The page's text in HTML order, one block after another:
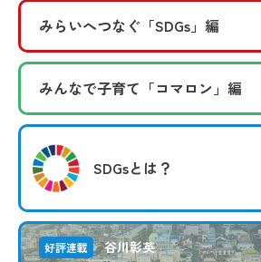
みらいへつなぐ 「SDGs」編
みんなで子育て 「コマロン」編
SDGsとは？
好評連載 谷川彰英